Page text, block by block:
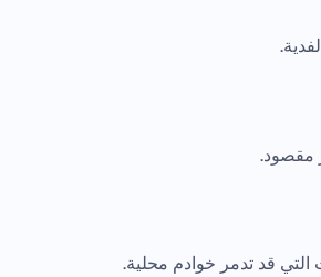
مقصود.
التي قد تدمر خوادم محلية.